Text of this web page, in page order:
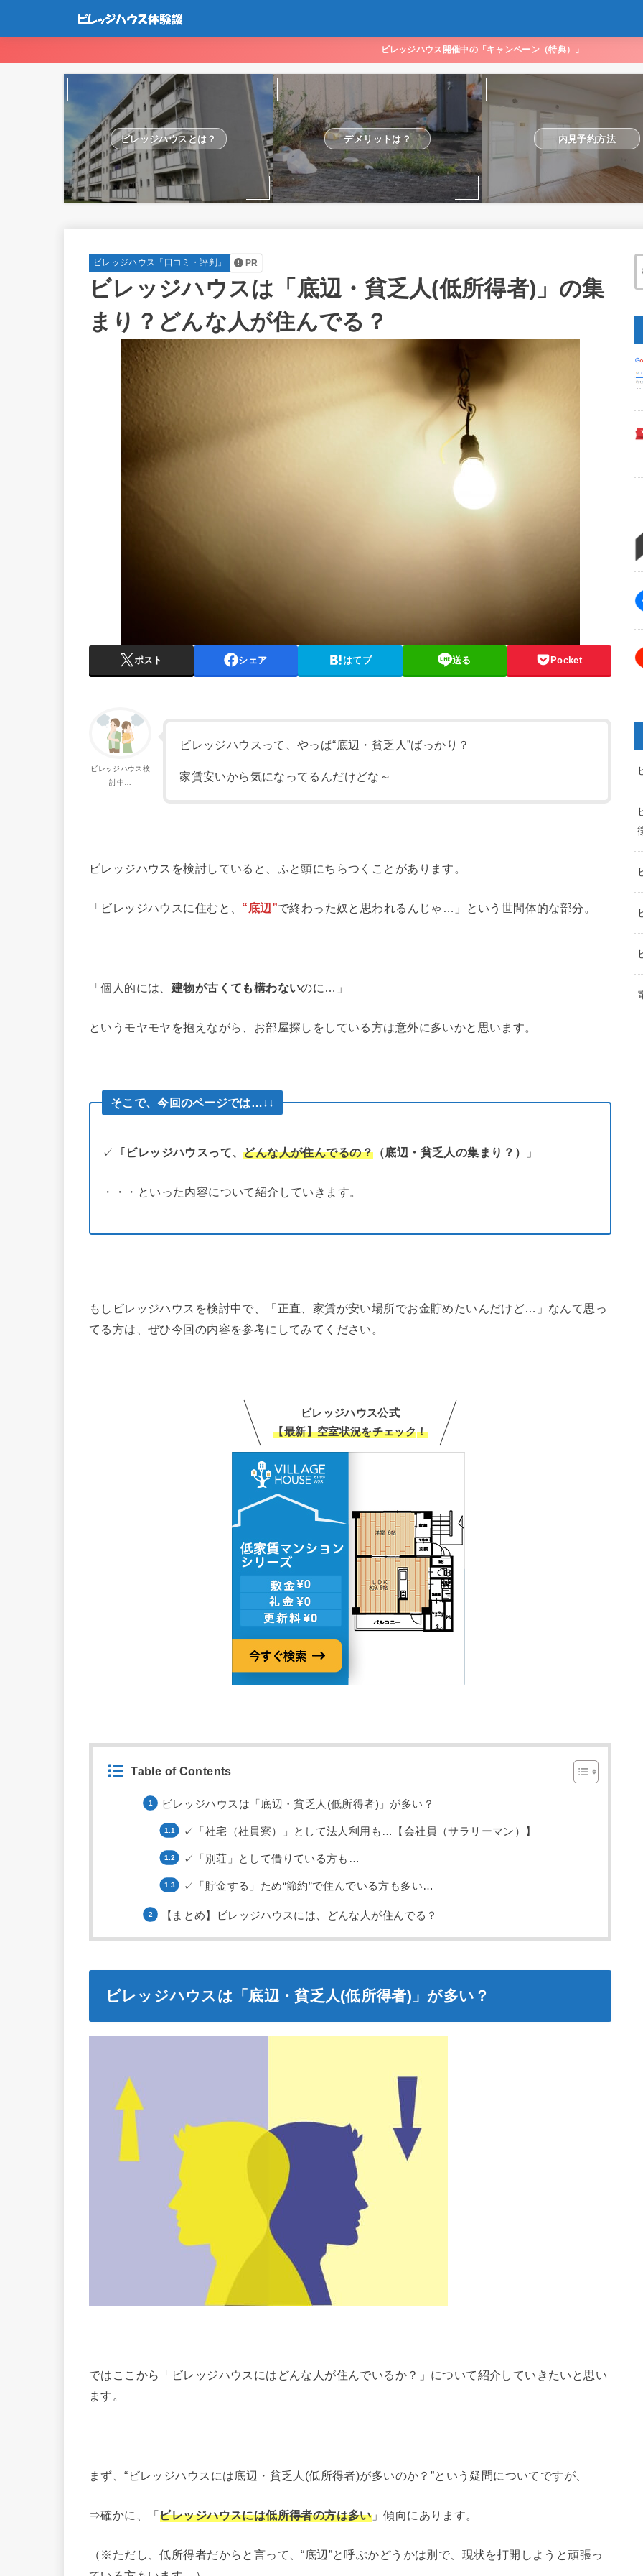
ビレッジハウス開催中の「キャンペーン（特典）」
ビレッジハウスとは？ デメリットは？ 内見予約方法
ビレッジハウス「口コミ・評判」 PR
ビレッジハウスは「底辺・貧乏人(低所得者)」の集
まり？どんな人が住んでる？
ポスト シェア はてブ 送る Pocket
ビレッジハウス検
討中…
ビレッジハウスって、やっぱ“底辺・貧乏人”ばっかり？
家賃安いから気になってるんだけどな～
ビレッジハウスを検討していると、ふと頭にちらつくことがあります。
「ビレッジハウスに住むと、 “底辺”で終わった奴と思われるんじゃ…」という世間体的な部分。
「個人的には、 建物が古くても構わないのに…」
というモヤモヤを抱えながら、お部屋探しをしている方は意外に多いかと思います。
そこで、今回のページでは…↓↓
✓「 ビレッジハウスって、どんな人が住んでるの？（底辺・貧乏人の集まり？） 」
・・・といった内容について紹介していきます。
もしビレッジハウスを検討中で、「正直、家賃が安い場所でお金貯めたいんだけど…」なんて思っ
てる方は、ぜひ今回の内容を参考にしてみてください。
ビレッジハウス公式
【最新】空室状況をチェック！
Table of Contents
ビレッジハウスは「底辺・貧乏人(低所得者)」が多い？
✓「社宅（社員寮）」として法人利用も…【会社員（サラリーマン）】
✓「別荘」として借りている方も…
✓「貯金する」ため“節約”で住んでいる方も多い…
【まとめ】ビレッジハウスには、どんな人が住んでる？
ビレッジハウスは「底辺・貧乏人(低所得者)」が多い？
ではここから「ビレッジハウスにはどんな人が住んでいるか？」について紹介していきたいと思い
ます。
まず、“ビレッジハウスには底辺・貧乏人(低所得者)が多いのか？”という疑問についてですが、
⇒確かに、「ビレッジハウスには低所得者の方は多い」傾向にあります。
（※ただし、低所得者だからと言って、“底辺”と呼ぶかどうかは別で、現状を打開しようと頑張っ